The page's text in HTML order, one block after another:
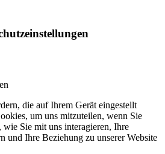
die auf Ihrem Gerät eingestellt
um uns mitzuteilen, wenn Sie
wie Sie mit uns interagieren, Ihre
und Ihre Beziehung zu unserer Website